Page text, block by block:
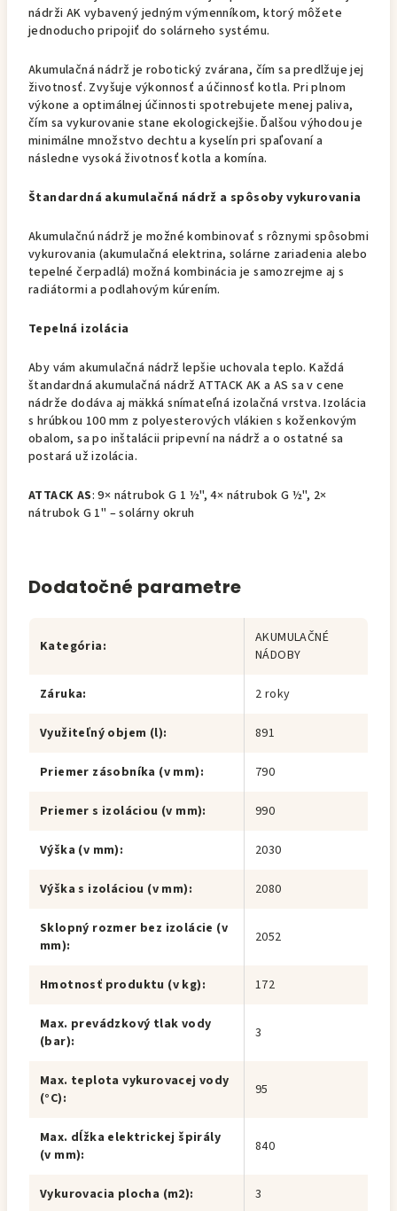
nádrži AK vybavený jedným výmenníkom, ktorý môžete
jednoducho pripojiť do solárneho systému.
Akumulačná nádrž je robotický zvárana, čím sa predlžuje jej
životnosť. Zvyšuje výkonnosť a účinnosť kotla. Pri plnom
výkone a optimálnej účinnosti spotrebujete menej paliva,
čím sa vykurovanie stane ekologickejšie. Ďalšou výhodou je
minimálne množstvo dechtu a kyselín pri spaľovaní a
následne vysoká životnosť kotla a komína.
Štandardná akumulačná nádrž a spôsoby vykurovania
Akumulačnú nádrž je možné kombinovať s rôznymi spôsobmi
vykurovania (akumulačná elektrina, solárne zariadenia alebo
tepelné čerpadlá) možná kombinácia je samozrejme aj s
radiátormi a podlahovým kúrením.
Tepelná izolácia
Aby vám akumulačná nádrž lepšie uchovala teplo. Každá
štandardná akumulačná nádrž ATTACK AK a AS sa v cene
nádrže dodáva aj mäkká snímateľná izolačná vrstva. Izolácia
s hrúbkou 100 mm z polyesterových vlákien s koženkovým
obalom, sa po inštalácii pripevní na nádrž a o ostatné sa
postará už izolácia.
ATTACK AS: 9× nátrubok G 1 ½", 4× nátrubok G ½", 2×
nátrubok G 1" – solárny okruh
Dodatočné parametre
Kategória:
AKUMULAČNÉ
NÁDOBY
Záruka: 2 roky
Využiteľný objem (l): 891
Priemer zásobníka (v mm): 790
Priemer s izoláciou (v mm): 990
Výška (v mm): 2030
Výška s izoláciou (v mm): 2080
Sklopný rozmer bez izolácie (v
mm): 2052
Hmotnosť produktu (v kg): 172
Max. prevádzkový tlak vody
(bar): 3
Max. teplota vykurovacej vody
(°C): 95
Max. dĺžka elektrickej špirály
(v mm): 840
Vykurovacia plocha (m2): 3